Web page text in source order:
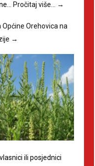
Pročitaj više… →
Orehovica na
→
ili posjednici